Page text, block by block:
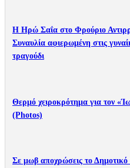
Η Ηρώ Σαΐα στο Φρούριο
Συναυλία αφιερωμένη στις
τραγούδι
Θερμό χειροκρότημα για τον
(Photos)
Σε μωβ αποχρώσεις το